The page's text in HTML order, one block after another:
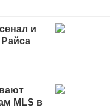
и
MLS в